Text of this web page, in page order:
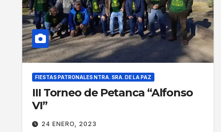
FIESTAS PATRONALES NTRA. SRA. DE LA PAZ
III Torneo de Petanca “Alfonso
VI”
24 ENERO, 2023